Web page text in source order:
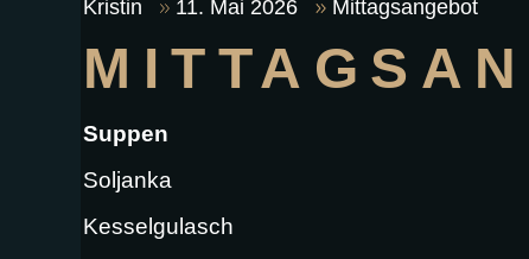
Kristin 11. Mai 2026 Mittagsangebot
Suppen
Soljanka
Kesselgulasch